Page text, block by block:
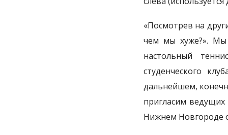
«Посмотрев на
чем мы хуже?». Мы
настольный
студенческого
дальнейшем,
пригласим
Нижнем Новгороде